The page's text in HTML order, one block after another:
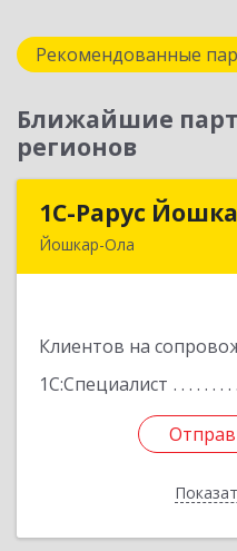
Рекомендованные
Ближайшие
регионов
1С-Рарус
Йошкар-Ола
Клиентов на
1С:Специалист
1С-